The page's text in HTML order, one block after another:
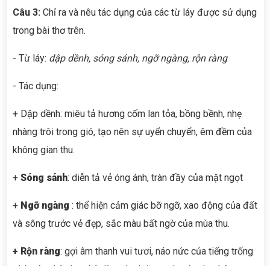
Câu 3: Chỉ ra và nêu tác dụng của các từ láy được sử dụng
trong bài thơ trên.
- Từ láy: dập dềnh, sóng sánh, ngỡ ngàng, rộn ràng
- Tác dụng:
+ Dập dềnh: miêu tả hương cốm lan tỏa, bồng bềnh, nhẹ
nhàng trôi trong gió, tạo nên sự uyển chuyển, êm đềm của
không gian thu.
+ Sóng sánh: diễn tả vẻ óng ánh, tràn đầy của mật ngọt
+ Ngỡ ngàng : thể hiện cảm giác bỡ ngỡ, xao động của đất
và sông trước vẻ đẹp, sắc màu bất ngờ của mùa thu.
+ Rộn ràng: gợi âm thanh vui tươi, náo nức của tiếng trống